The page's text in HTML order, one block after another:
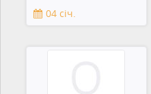
04 січ.